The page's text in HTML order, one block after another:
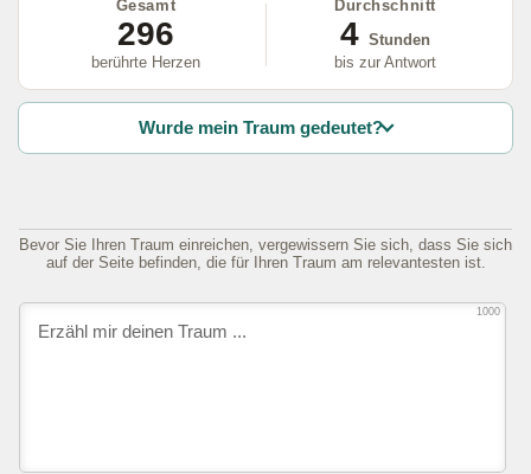
Gesamt
296
berührte Herzen
Durchschnitt
4 Stunden
bis zur Antwort
Wurde mein Traum gedeutet?
Bevor Sie Ihren Traum einreichen, vergewissern Sie sich, dass Sie sich
auf der Seite befinden, die für Ihren Traum am relevantesten ist.
1000